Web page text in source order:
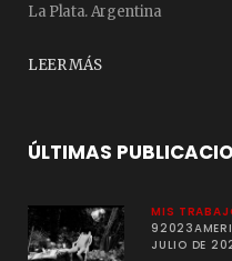
La Plata. Argentina
LEER MÁS
ÚLTIMAS
MIS
JULIO DE